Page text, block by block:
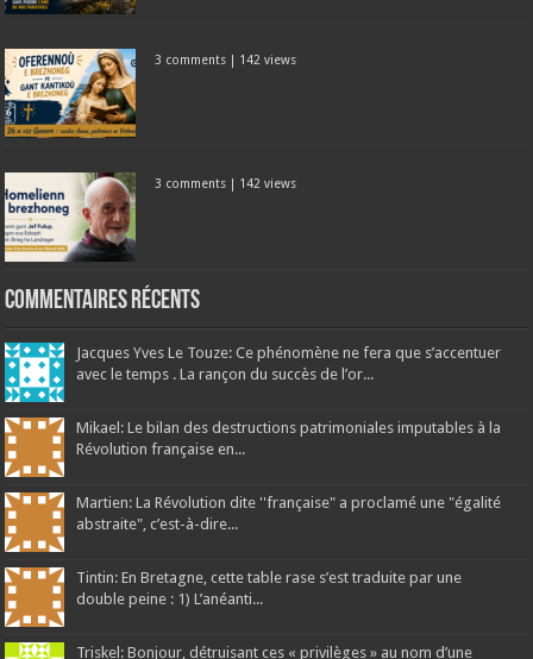
3 comments | 142 views
3 comments | 142 views
Commentaires récents
Jacques Yves Le Touze: Ce phénomène ne fera que s’accentuer
avec le temps . La rançon du succès de l’or...
Mikael: Le bilan des destructions patrimoniales imputables à la
Révolution française en...
Martien: La Révolution dite ''française" a proclamé une "égalité
abstraite", c’est-à-dire...
Tintin: En Bretagne, cette table rase s’est traduite par une
double peine : 1) L’anéanti...
Triskel: Bonjour, détruisant ces « privilèges » au nom d’une